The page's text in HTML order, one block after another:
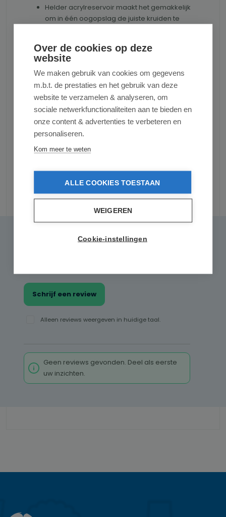
Helder acrylreservoir maakt het gemakkelijk
om in één oogopslag de juiste kruiden te
Afmeting
Hoogte: 18 cm.
Ø: 4,5 cm.
Productnummer:ADHOCMP10
Reviews
Schrijf een review
Alleen reviews weergeven in huidige taal.
Geen reviews gevonden. Deel als eerste
uw inzichten.
Over de cookies op deze
website
We maken gebruik van cookies om gegevens
m.b.t. de prestaties en het gebruik van deze
website te verzamelen & analyseren, om
sociale netwerkfunctionaliteiten aan te bieden en
onze content & advertenties te verbeteren en
personaliseren.
Kom meer te weten
ALLE COOKIES TOESTAAN
WEIGEREN
Cookie-instellingen